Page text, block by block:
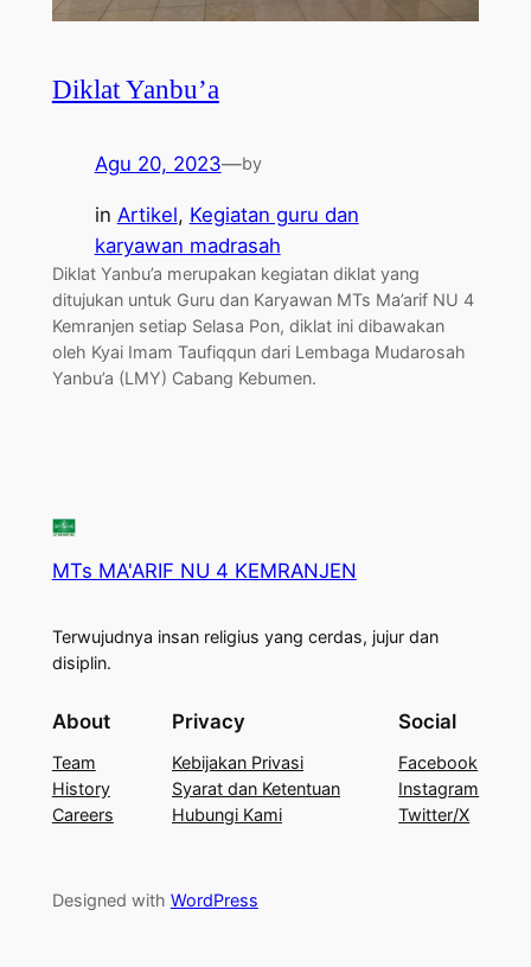
Diklat Yanbu’a
Agu 20, 2023—by
in Artikel, Kegiatan guru dan
karyawan madrasah
Diklat Yanbu’a merupakan kegiatan diklat yang
ditujukan untuk Guru dan Karyawan MTs Ma’arif NU 4
Kemranjen setiap Selasa Pon, diklat ini dibawakan
oleh Kyai Imam Taufiqqun dari Lembaga Mudarosah
Yanbu’a (LMY) Cabang Kebumen.
MTs MA'ARIF NU 4 KEMRANJEN
Terwujudnya insan religius yang cerdas, jujur dan
disiplin.
About
Team
History
Careers
Privacy
Kebijakan Privasi
Syarat dan Ketentuan
Hubungi Kami
Social
Facebook
Instagram
Twitter/X
Designed with WordPress